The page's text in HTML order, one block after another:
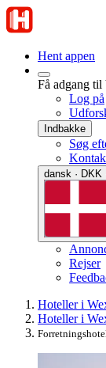
Hent appen
Få adgang til
Log på
Indbakke
Søg
dansk · DKK
Rejser
Hoteller i
Hoteller i